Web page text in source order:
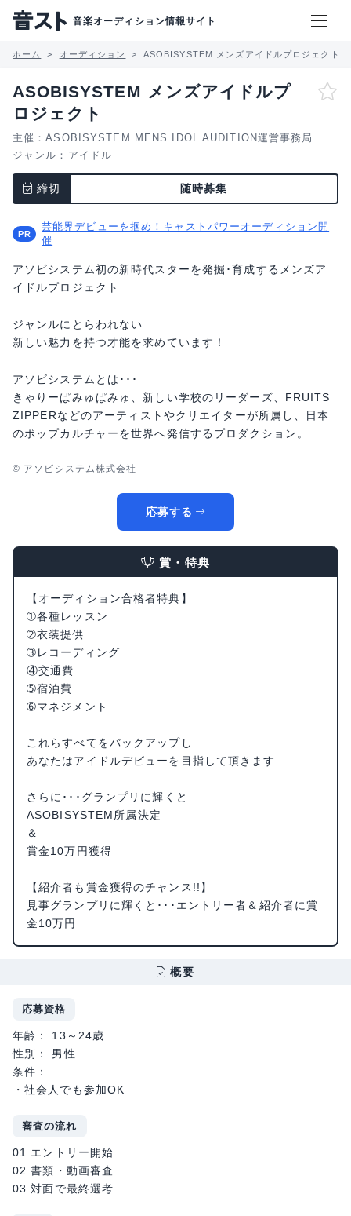
音楽オーディション情報サイト
ホーム オーディション ASOBISYSTEM メンズアイドルプロジェクト
ASOBISYSTEM メンズアイドルプ
ロジェクト
主催：ASOBISYSTEM MENS IDOL AUDITION運営事務局
ジャンル： アイドル
締切 随時募集
芸能界デビューを掴め！キャストパワーオーディション開
催
アソビシステム初の新時代スターを発掘･育成するメンズア
イドルプロジェクト
ジャンルにとらわれない
新しい魅力を持つ才能を求めています！
アソビシステムとは･･･
きゃりーぱみゅぱみゅ、新しい学校のリーダーズ、FRUITS
ZIPPERなどのアーティストやクリエイターが所属し、日本
のポップカルチャーを世界へ発信するプロダクション。
© アソビシステム株式会社
応募する
賞・特典
【オーディション合格者特典】
➀各種レッスン
➁衣装提供
➂レコーディング
④交通費
➄宿泊費
➅マネジメント
これらすべてをバックアップし
あなたはアイドルデビューを目指して頂きます
さらに･･･グランプリに輝くと
ASOBISYSTEM所属決定
＆
賞金10万円獲得
【紹介者も賞金獲得のチャンス!!】
見事グランプリに輝くと･･･エントリー者＆紹介者に賞
金10万円
概要
応募資格
年齢： 13～24歳
性別： 男性
条件：
・社会人でも参加OK
審査の流れ
01 エントリー開始
02 書類・動画審査
03 対面で最終選考